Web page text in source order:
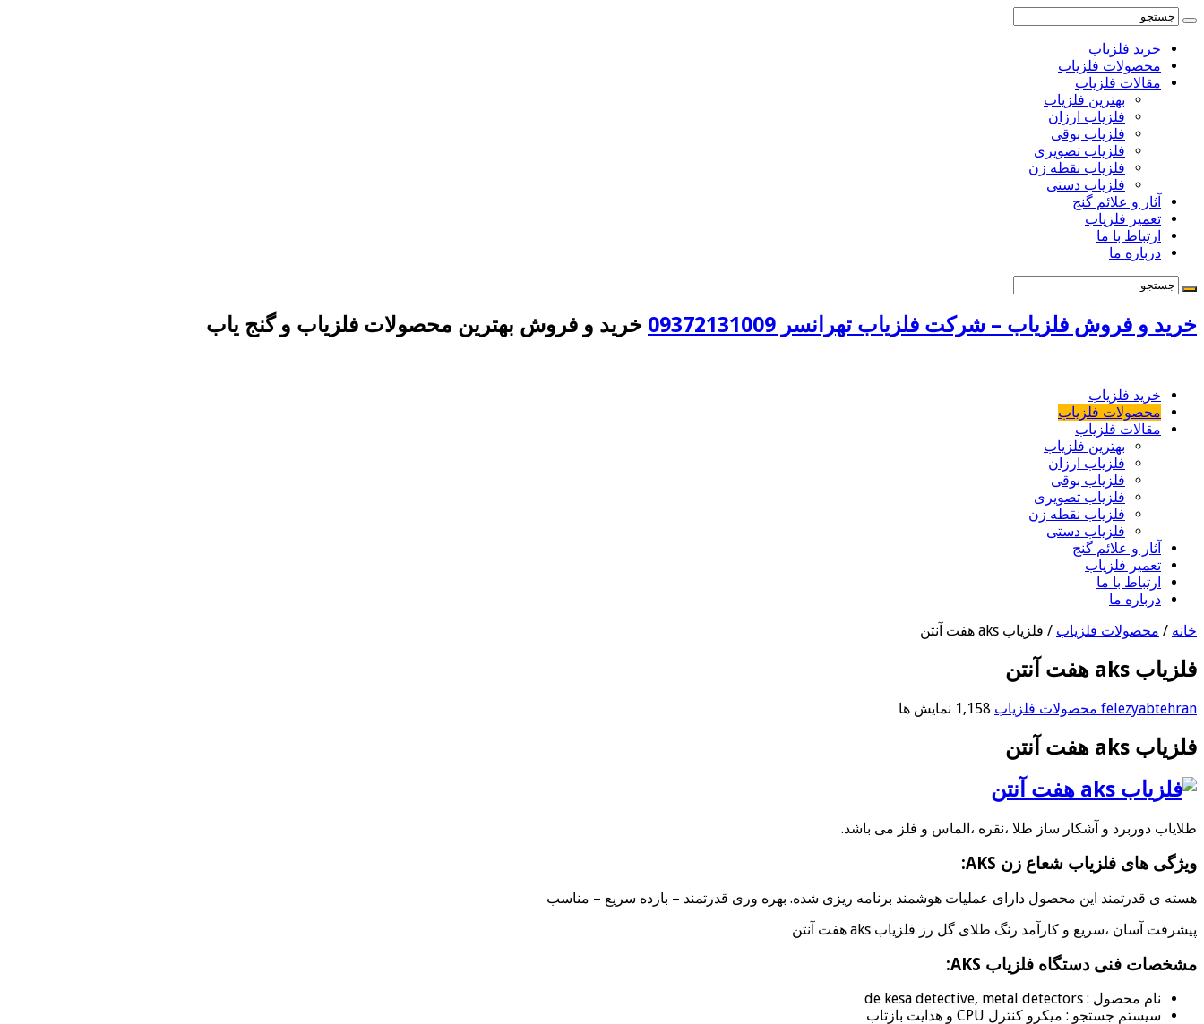
خرید فلزیاب
محصولات فلزیاب
مقالات فلزیاب
بهترین فلزیاب
فلزیاب ارزان
فلزیاب بوقی
فلزیاب تصویری
فلزیاب نقطه زن
فلزیاب دستی
آثار و علائم گنج
تعمیر فلزیاب
ارتباط با ما
درباره ما
خرید و فروش فلزیاب – شرکت فلزیاب تهرانسر 09372131009 خرید و فروش بهترین محصولات فلزیاب و گنج یاب
خرید فلزیاب
محصولات فلزیاب
مقالات فلزیاب
بهترین فلزیاب
فلزیاب ارزان
فلزیاب بوقی
فلزیاب تصویری
فلزیاب نقطه زن
فلزیاب دستی
آثار و علائم گنج
تعمیر فلزیاب
ارتباط با ما
درباره ما
خانه / محصولات فلزیاب / فلزیاب aks هفت آنتن
فلزیاب aks هفت آنتن
felezyabtehran محصولات فلزیاب 1,158 نمایش ها
فلزیاب aks هفت آنتن
طلایاب دوربرد و آشکار ساز طلا ،نقره ،الماس و فلز می باشد.
ویژگی های فلزیاب شعاع زن AKS:
هسته ی قدرتمند این محصول دارای عملیات هوشمند برنامه ریزی شده. بهره وری قدرتمند – بازده سریع – مناسب
پیشرفت آسان ،سریع و کارآمد رنگ طلای گل رز فلزیاب aks هفت آنتن
مشخصات فنی دستگاه فلزیاب AKS:
نام محصول : de kesa detective, metal detectors
سیستم جستجو : میکرو کنترل CPU و هدایت بازتاب